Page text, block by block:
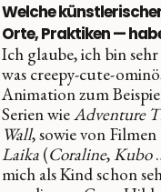
Welche
Orte, Praktiken —
Ich glaube, ich bin
was creepy-cute-
Animation zum
Serien wieAdventure
Wall, sowie von
Laika(Coraline, Kubo
mich als Kind schon